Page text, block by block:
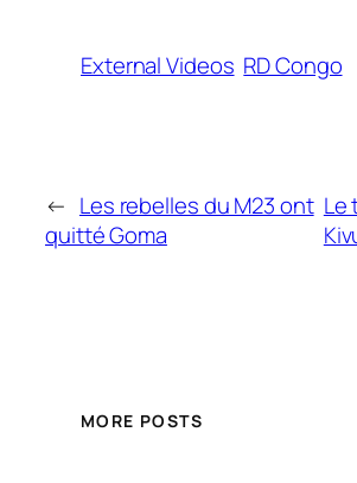
External Videos RD Congo
← Les rebelles du M23 ont
quitté Goma
Le
MORE POSTS